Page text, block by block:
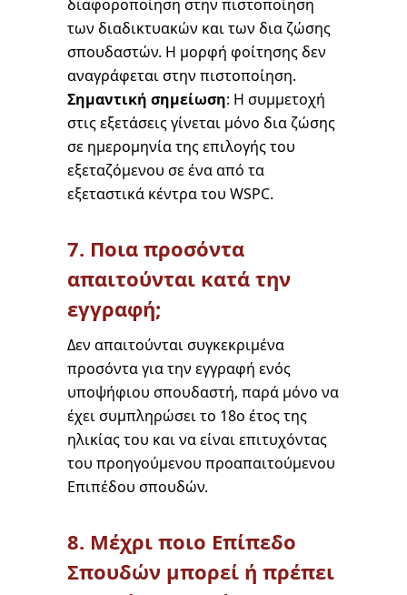
διαφοροποίηση στην πιστοποίηση
των διαδικτυακών και των δια ζώσης
σπουδαστών. Η μορφή φοίτησης δεν
αναγράφεται στην πιστοποίηση.
Σημαντική σημείωση: Η συμμετοχή
στις εξετάσεις γίνεται μόνο δια ζώσης
σε ημερομηνία της επιλογής του
εξεταζόμενου σε ένα από τα
εξεταστικά κέντρα του WSPC.
7. Ποια προσόντα
απαιτούνται κατά την
εγγραφή;
Δεν απαιτούνται συγκεκριμένα
προσόντα για την εγγραφή ενός
υποψήφιου σπουδαστή, παρά μόνο να
έχει συμπληρώσει το 18ο έτος της
ηλικίας του και να είναι επιτυχόντας
του προηγούμενου προαπαιτούμενου
Επιπέδου σπουδών.
8. Μέχρι ποιο Επίπεδο
Σπουδών μπορεί ή πρέπει